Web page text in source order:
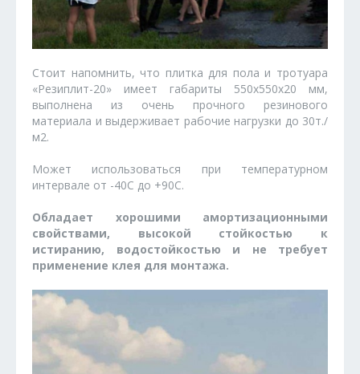
Стоит напомнить, что плитка для пола и тротуара
«Резиплит-20» имеет габариты 550x550x20 мм,
выполнена из очень прочного резинового
материала и выдерживает рабочие нагрузки до 30т./
м2.
Может использоваться при температурном
интервале от -40С до +90С.
Обладает хорошими амортизационными
свойствами, высокой стойкостью к
истиранию, водостойкостью и не требует
применение клея для монтажа.